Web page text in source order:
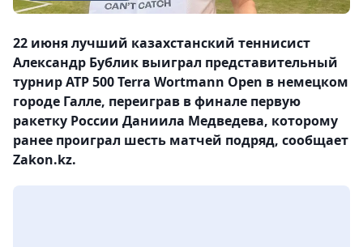
22 июня лучший казахстанский теннисист
Александр Бублик выиграл представительный
турнир ATP 500 Terra Wortmann Open в немецком
городе Галле, переиграв в финале первую
ракетку России Даниила Медведева, которому
ранее проиграл шесть матчей подряд, сообщает
Zakon.kz.